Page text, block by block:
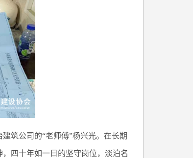
筑公司的“老师傅”杨兴光。在长期
四十年如一日的坚守岗位，淡泊名